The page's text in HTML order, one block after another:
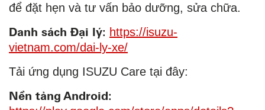
để đặt hẹn và tư vấn bảo dưỡng, sửa chữa.
Danh sách Đại lý: https://isuzu-
vietnam.com/dai-ly-xe/
Tải ứng dụng ISUZU Care tại đây:
Nền tảng Android: